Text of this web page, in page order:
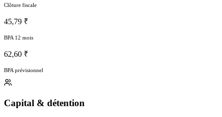
Clôture fiscale
45,79 ₹
BPA 12 mois
62,60 ₹
BPA prévisionnel
Capital & détention